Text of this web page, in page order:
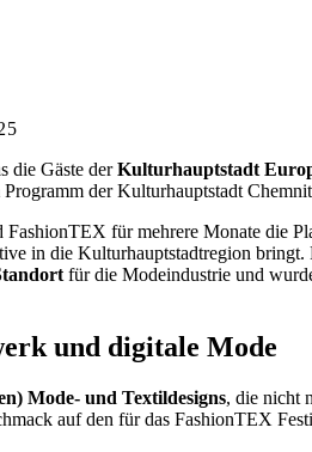
die Gäste derKulturhauptstadt
der Kulturhauptstadt
für mehrere Monate die
in die Kulturhauptstadtregion
für die Modeindustrie und
und digitale Mode
Mode- und Textildesigns, die nicht
auf den für das FashionTEX